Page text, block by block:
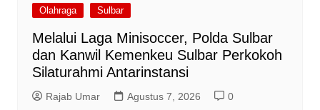
Olahraga Sulbar
Melalui Laga Minisoccer, Polda Sulbar
dan Kanwil Kemenkeu Sulbar Perkokoh
Silaturahmi Antarinstansi
Rajab Umar Agustus 7, 2026 0